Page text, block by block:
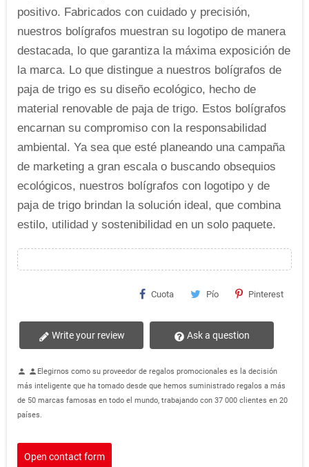
positivo. Fabricados con cuidado y precisión,
nuestros bolígrafos muestran su logotipo de manera
destacada, lo que garantiza la máxima exposición de
la marca. Lo que distingue a nuestros bolígrafos de
paja de trigo es su diseño ecológico, hecho de
material renovable de paja de trigo. Estos bolígrafos
encarnan su compromiso con la responsabilidad
ambiental. Ya sea que esté planeando una campaña
de marketing a gran escala o buscando obsequios
ecológicos, nuestros bolígrafos con logotipo y de
paja de trigo brindan la solución ideal, que combina
estilo, utilidad y sostenibilidad en un solo paquete.
Cuota Pío Pinterest
Write your review Ask a question
person personElegirnos como su proveedor de regalos promocionales es la decisión
más inteligente que ha tomado desde que hemos suministrado regalos a más
de 50 marcas famosas en todo el mundo, trabajando con 37 000 clientes en 20
países.
Open contact form